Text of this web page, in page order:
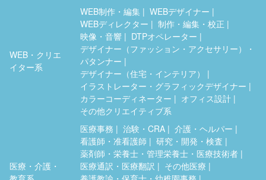
WEB・クリエ
イター系
WEB制作・編集
WEBデザイナー
WEBディレクター
制作・編集・校正
映像・音響
DTPオペレーター
デザイナー（ファッション・アクセサリー）・
パタンナー
デザイナー（住宅・インテリア）
イラストレーター・グラフィックデザイナー
カラーコーディネーター
オフィス設計
その他クリエイティブ系
医療・介護・
医療事務 治験・CRA
介護・ヘルパー
看護師・准看護師
研究・開発・検査
薬剤師・栄養士・管理栄養士・医療技術者
医療通訳・医療翻訳
その他医療